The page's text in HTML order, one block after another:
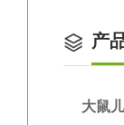
产
大鼠